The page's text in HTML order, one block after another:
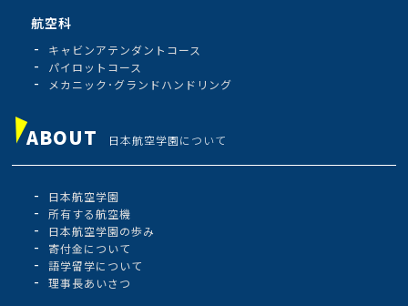
航空科
キャビンアテンダントコース
パイロットコース
メカニック･グランドハンドリング
ABOUT 日本航空学園について
日本航空学園
所有する航空機
日本航空学園の歩み
寄付金について
語学留学について
理事長あいさつ